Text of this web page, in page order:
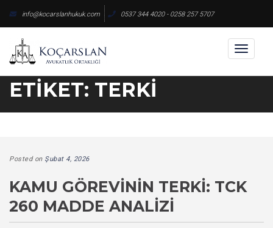
content
info@kocarslanhukuk.com 0537 344 4020 - 0258 257 5707
Toggle
ETIKET: TERKI
Posted on Şubat 4, 2026
KAMU GÖREVININ TERKI: TCK
260 MADDE ANALIZI